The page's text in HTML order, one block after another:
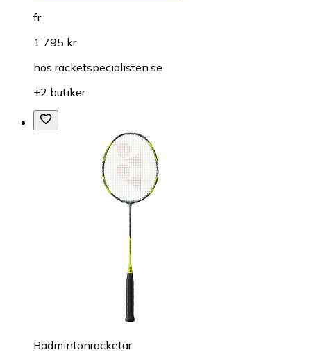
fr.
1 795 kr
hos racketspecialisten.se
+2 butiker
Badmintonracketar